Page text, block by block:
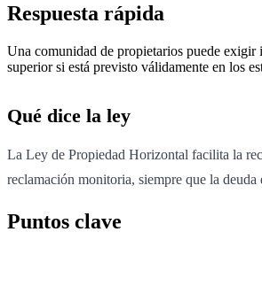
Respuesta rápida
Una comunidad de propietarios puede exigir
superior si está previsto válidamente en los
Qué dice la ley
La Ley de Propiedad Horizontal facilita la
reclamación monitoria, siempre que la
Puntos clave